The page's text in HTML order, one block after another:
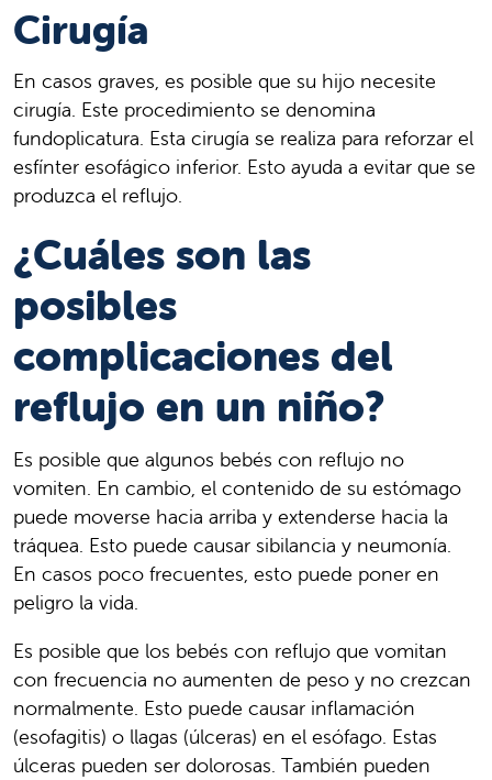
Cirugía
En casos graves, es posible que su hijo necesite
cirugía. Este procedimiento se denomina
fundoplicatura. Esta cirugía se realiza para reforzar el
esfínter esofágico inferior. Esto ayuda a evitar que se
produzca el reflujo.
¿Cuáles son las
posibles
complicaciones del
reflujo en un niño?
Es posible que algunos bebés con reflujo no
vomiten. En cambio, el contenido de su estómago
puede moverse hacia arriba y extenderse hacia la
tráquea. Esto puede causar sibilancia y neumonía.
En casos poco frecuentes, esto puede poner en
peligro la vida.
Es posible que los bebés con reflujo que vomitan
con frecuencia no aumenten de peso y no crezcan
normalmente. Esto puede causar inflamación
(esofagitis) o llagas (úlceras) en el esófago. Estas
úlceras pueden ser dolorosas. También pueden